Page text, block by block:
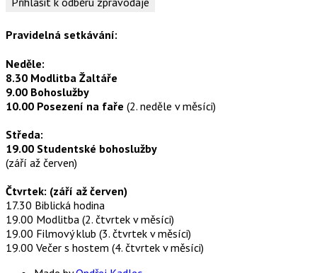
Pravidelná setkávání:
Neděle:
8.30 Modlitba Žaltáře
9.00 Bohoslužby
10.00 Posezení na faře (2. neděle v měsíci)
Středa:
19.00 Studentské bohoslužby
(září až červen)
Čtvrtek: (září až červen)
17.30 Biblická hodina
19.00 Modlitba (2. čtvrtek v měsíci)
19.00 Filmový klub (3. čtvrtek v měsíci)
19.00 Večer s hostem (4. čtvrtek v měsíci)